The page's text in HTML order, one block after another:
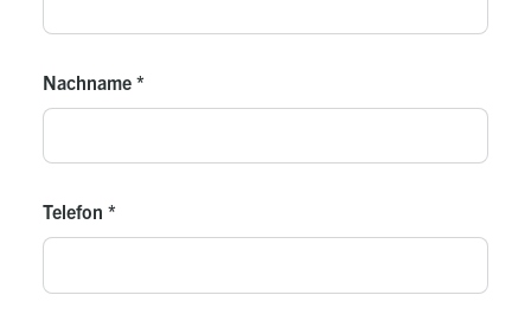
Nachname *
Telefon *